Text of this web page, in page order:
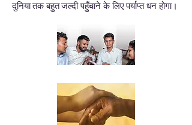
दुनिया तक बहुत जल्दी पहुँचाने के लिए पर्याप्त धन होगा।